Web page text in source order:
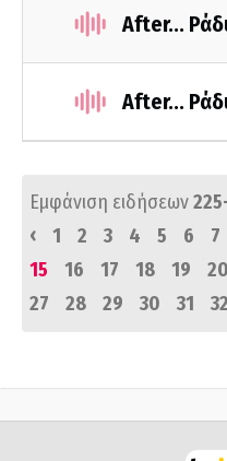
After...
After...
Εμφάνιση ειδήσεων
‹
1 2 3 4 5 6 7
15
16 17 18 19 20
27
28 29 30 31 32